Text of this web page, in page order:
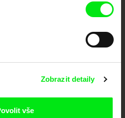
Zobrazit detaily
vše
Millennium Docs
Against Gravity